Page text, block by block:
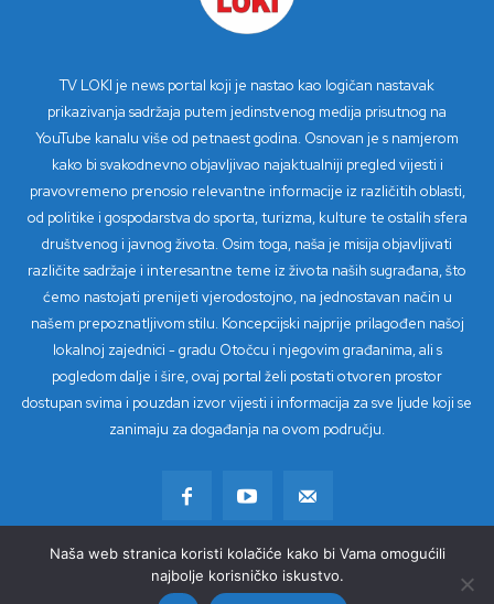
TV LOKI je news portal koji je nastao kao logičan nastavak
prikazivanja sadržaja putem jedinstvenog medija prisutnog na
YouTube kanalu više od petnaest godina. Osnovan je s namjerom
kako bi svakodnevno objavljivao najaktualniji pregled vijesti i
pravovremeno prenosio relevantne informacije iz različitih oblasti,
od politike i gospodarstva do sporta, turizma, kulture te ostalih sfera
društvenog i javnog života. Osim toga, naša je misija objavljivati
različite sadržaje i interesantne teme iz života naših sugrađana, što
ćemo nastojati prenijeti vjerodostojno, na jednostavan način u
našem prepoznatljivom stilu. Koncepcijski najprije prilagođen našoj
lokalnoj zajednici - gradu Otočcu i njegovim građanima, ali s
pogledom dalje i šire, ovaj portal želi postati otvoren prostor
dostupan svima i pouzdan izvor vijesti i informacija za sve ljude koji se
zanimaju za događanja na ovom području.
© Copyright 2023 - TV Loki
Naša web stranica koristi kolačiće kako bi Vama omogućili
najbolje korisničko iskustvo.